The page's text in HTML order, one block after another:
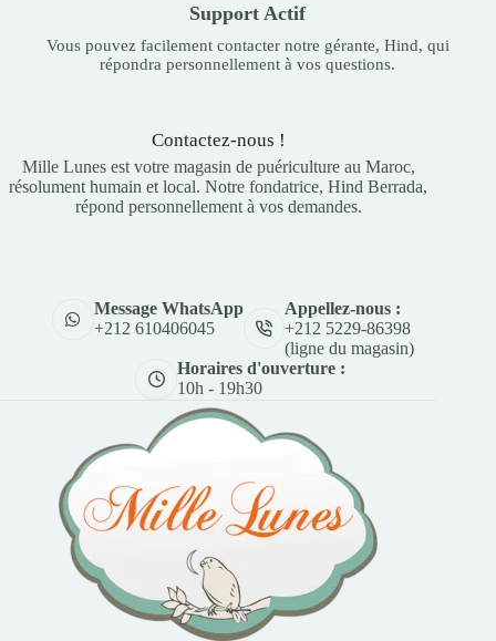
Support Actif
Vous pouvez facilement contacter notre gérante, Hind, qui
répondra personnellement à vos questions.
Contactez-nous !
Mille Lunes est votre magasin de puériculture au Maroc,
résolument humain et local. Notre fondatrice, Hind Berrada,
répond personnellement à vos demandes.
Message WhatsApp
+212 610406045
Appellez-nous :
+212 5229-86398
(ligne du magasin)
Horaires d'ouverture :
10h - 19h30